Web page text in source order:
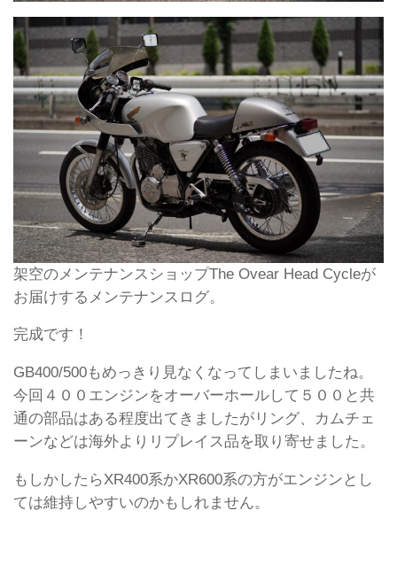
架空のメンテナンスショップThe Ovear Head Cycleが
お届けするメンテナンスログ。
完成です！
GB400/500もめっきり見なくなってしまいましたね。
今回４００エンジンをオーバーホールして５００と共
通の部品はある程度出てきましたがリング、カムチェ
ーンなどは海外よりリプレイス品を取り寄せました。
もしかしたらXR400系かXR600系の方がエンジンとし
ては維持しやすいのかもしれません。